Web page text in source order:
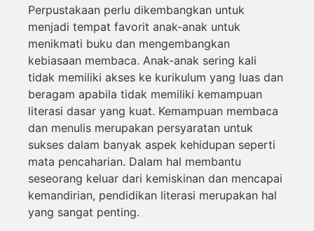
Perpustakaan perlu dikembangkan untuk
menjadi tempat favorit anak-anak untuk
menikmati buku dan mengembangkan
kebiasaan membaca. Anak-anak sering kali
tidak memiliki akses ke kurikulum yang luas dan
beragam apabila tidak memiliki kemampuan
literasi dasar yang kuat. Kemampuan membaca
dan menulis merupakan persyaratan untuk
sukses dalam banyak aspek kehidupan seperti
mata pencaharian. Dalam hal membantu
seseorang keluar dari kemiskinan dan mencapai
kemandirian, pendidikan literasi merupakan hal
yang sangat penting.